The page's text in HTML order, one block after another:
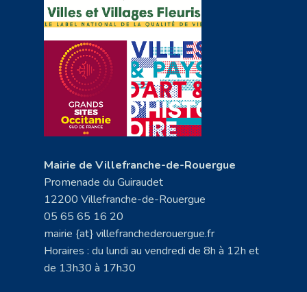
Mairie de Villefranche-de-Rouergue
Promenade du Guiraudet
12200 Villefranche-de-Rouergue
05 65 65 16 20
mairie {at} villefranchederouergue.fr
Horaires : du lundi au vendredi de 8h à 12h et
de 13h30 à 17h30